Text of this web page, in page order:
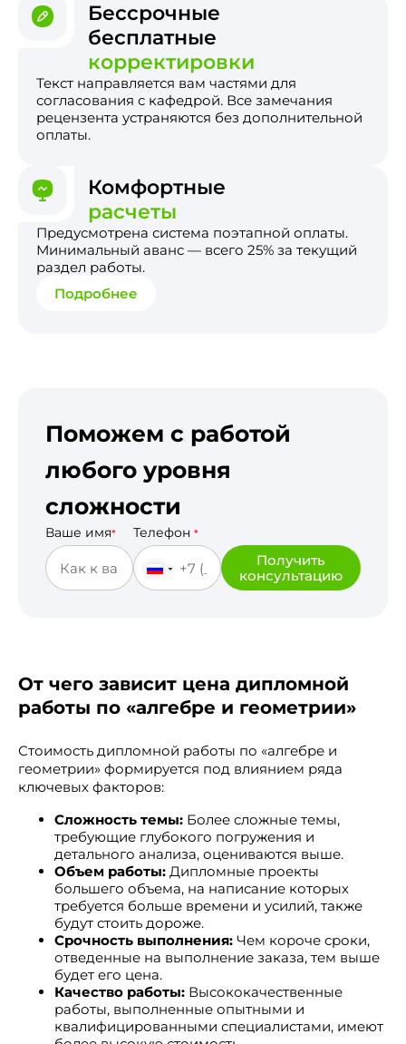
Бессрочные
бесплатные
корректировки
Текст направляется вам частями для
согласования с кафедрой. Все замечания
рецензента устраняются без дополнительной
оплаты.
Комфортные
расчеты
Предусмотрена система поэтапной оплаты.
Минимальный аванс — всего 25% за текущий
раздел работы.
Подробнее
Поможем с работой
любого уровня
сложности
Ваше имя* Телефон *
Получить
консультацию
От чего зависит цена дипломной
работы по «алгебре и геометрии»
Стоимость дипломной работы по «алгебре и
геометрии» формируется под влиянием ряда
ключевых факторов:
Сложность темы: Более сложные темы,
требующие глубокого погружения и
детального анализа, оцениваются выше.
Объем работы: Дипломные проекты
большего объема, на написание которых
требуется больше времени и усилий, также
будут стоить дороже.
Срочность выполнения: Чем короче сроки,
отведенные на выполнение заказа, тем выше
будет его цена.
Качество работы: Высококачественные
работы, выполненные опытными и
квалифицированными специалистами, имеют